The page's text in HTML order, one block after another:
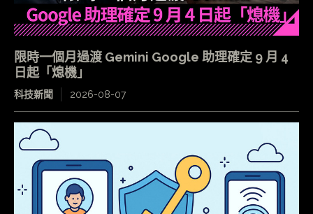
限時一個月過渡 Gemini Google 助理確定 9 月 4
日起「熄機」
科技新聞 2026-08-07